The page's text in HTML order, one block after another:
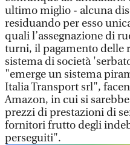
ultimo miglio - alcuna
residuando per esso
quali l’assegnazione di
turni, il pagamento delle
sistema di società
"emerge un sistema
Italia Transport srl",
Amazon, in cui si
prezzi di prestazioni di
fornitori frutto degli
perseguiti".